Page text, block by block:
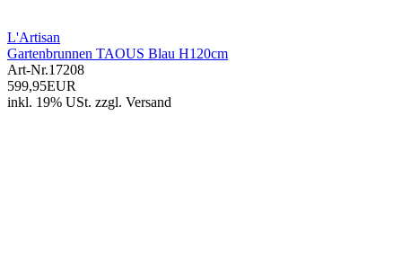
L'Artisan
Gartenbrunnen TAOUS Blau H120cm
Art-Nr.17208
599,95EUR
inkl. 19% USt. zzgl. Versand